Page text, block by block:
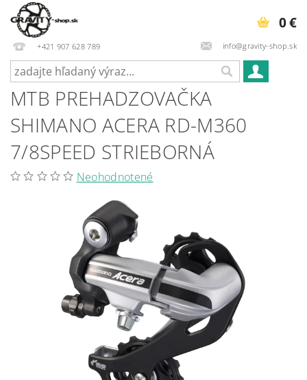
+421 907 628 789 info@gravity-shop.sk
0 €
MTB PREHADZOVAČKA
SHIMANO ACERA RD-M360
7/8SPEED STRIEBORNÁ
Neohodnotené